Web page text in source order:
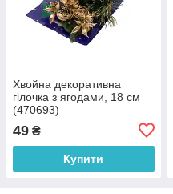
Хвойна декоративна
гілочка з ягодами, 18 см
(470693)
49 ₴
Купити